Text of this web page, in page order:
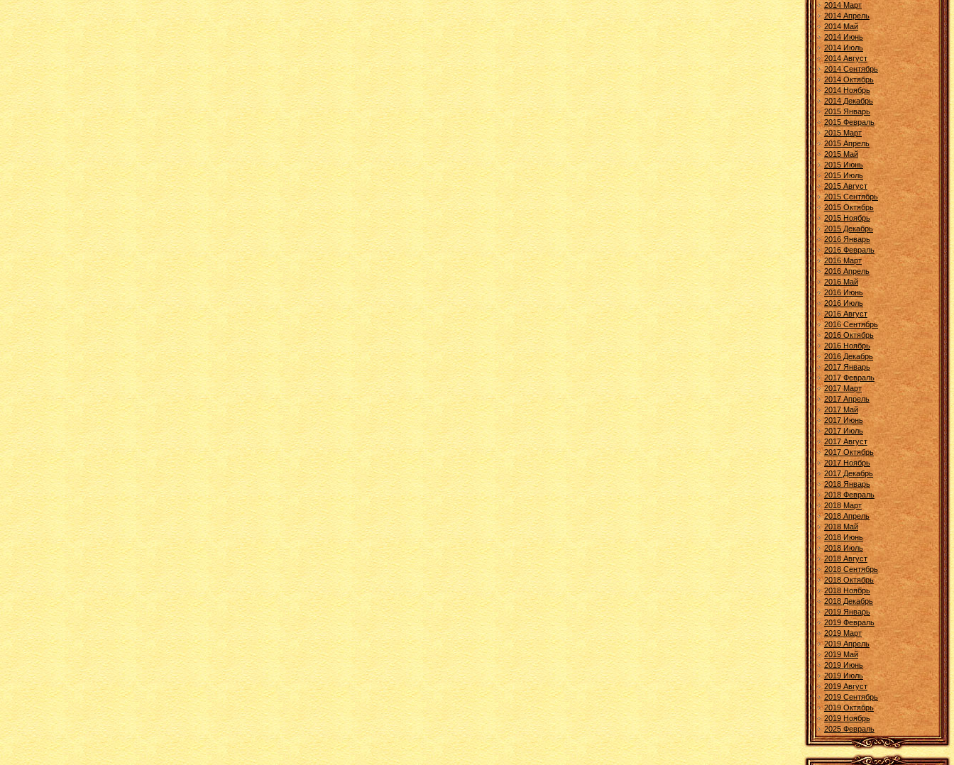
2014 Март
2014 Апрель
2014 Май
2014 Июнь
2014 Июль
2014 Август
2014 Сентябрь
2014 Октябрь
2014 Ноябрь
2014 Декабрь
2015 Январь
2015 Февраль
2015 Март
2015 Апрель
2015 Май
2015 Июнь
2015 Июль
2015 Август
2015 Сентябрь
2015 Октябрь
2015 Ноябрь
2015 Декабрь
2016 Январь
2016 Февраль
2016 Март
2016 Апрель
2016 Май
2016 Июнь
2016 Июль
2016 Август
2016 Сентябрь
2016 Октябрь
2016 Ноябрь
2016 Декабрь
2017 Январь
2017 Февраль
2017 Март
2017 Апрель
2017 Май
2017 Июнь
2017 Июль
2017 Август
2017 Октябрь
2017 Ноябрь
2017 Декабрь
2018 Январь
2018 Февраль
2018 Март
2018 Апрель
2018 Май
2018 Июнь
2018 Июль
2018 Август
2018 Сентябрь
2018 Октябрь
2018 Ноябрь
2018 Декабрь
2019 Январь
2019 Февраль
2019 Март
2019 Апрель
2019 Май
2019 Июнь
2019 Июль
2019 Август
2019 Сентябрь
2019 Октябрь
2019 Ноябрь
2025 Февраль